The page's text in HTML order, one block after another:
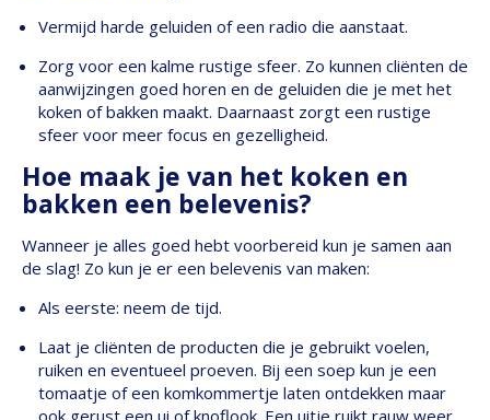
Vermijd harde geluiden of een radio die aanstaat.
Zorg voor een kalme rustige sfeer. Zo kunnen cliënten de
aanwijzingen goed horen en de geluiden die je met het
koken of bakken maakt. Daarnaast zorgt een rustige
sfeer voor meer focus en gezelligheid.
Hoe maak je van het koken en
bakken een belevenis?
Wanneer je alles goed hebt voorbereid kun je samen aan
de slag! Zo kun je er een belevenis van maken:
Als eerste: neem de tijd.
Laat je cliënten de producten die je gebruikt voelen,
ruiken en eventueel proeven. Bij een soep kun je een
tomaatje of een komkommertje laten ontdekken maar
ook gerust een ui of knoflook. Een uitje ruikt rauw weer